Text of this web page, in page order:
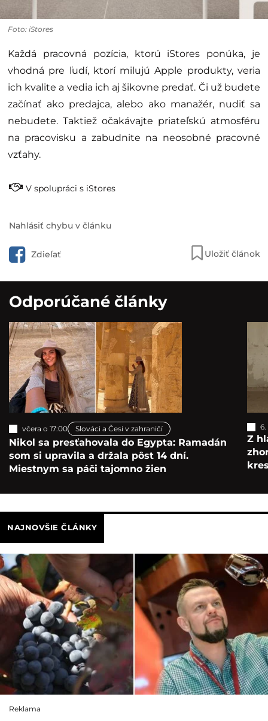
Foto: iStores
Každá pracovná pozícia, ktorú iStores ponúka, je
vhodná pre ľudí, ktorí milujú Apple produkty, veria
ich kvalite a vedia ich aj šikovne predať. Či už budete
začínať ako predajca, alebo ako manažér, nudiť sa
nebudete. Taktiež očakávajte priateľskú atmosféru
na pracovisku a zabudnite na neosobné pracovné
vzťahy.
V spolupráci s iStores
Nahlásiť chybu v článku
Zdieľať Uložiť článok
Odporúčané články
včera o 17:00 Slováci a Česi v zahraničí
Nikol sa presťahovala do Egypta: Ramadán
som si upravila a držala pôst 14 dní.
Miestnym sa páči tajomno žien
Z
NAJNOVŠIE ČLÁNKY
Reklama